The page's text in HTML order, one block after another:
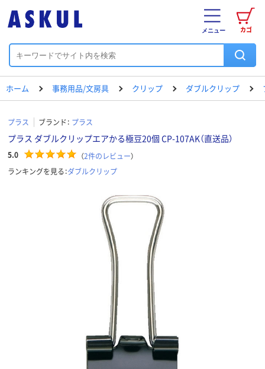
カゴ
メニュー
ホーム 事務用品/文房具 クリップ ダブルクリップ
プラス ブランド： プラス
プラス ダブルクリップエアかる極豆20個 CP-107AK（直送品）
5.0 （2件のレビュー）
ランキングを見る：ダブルクリップ